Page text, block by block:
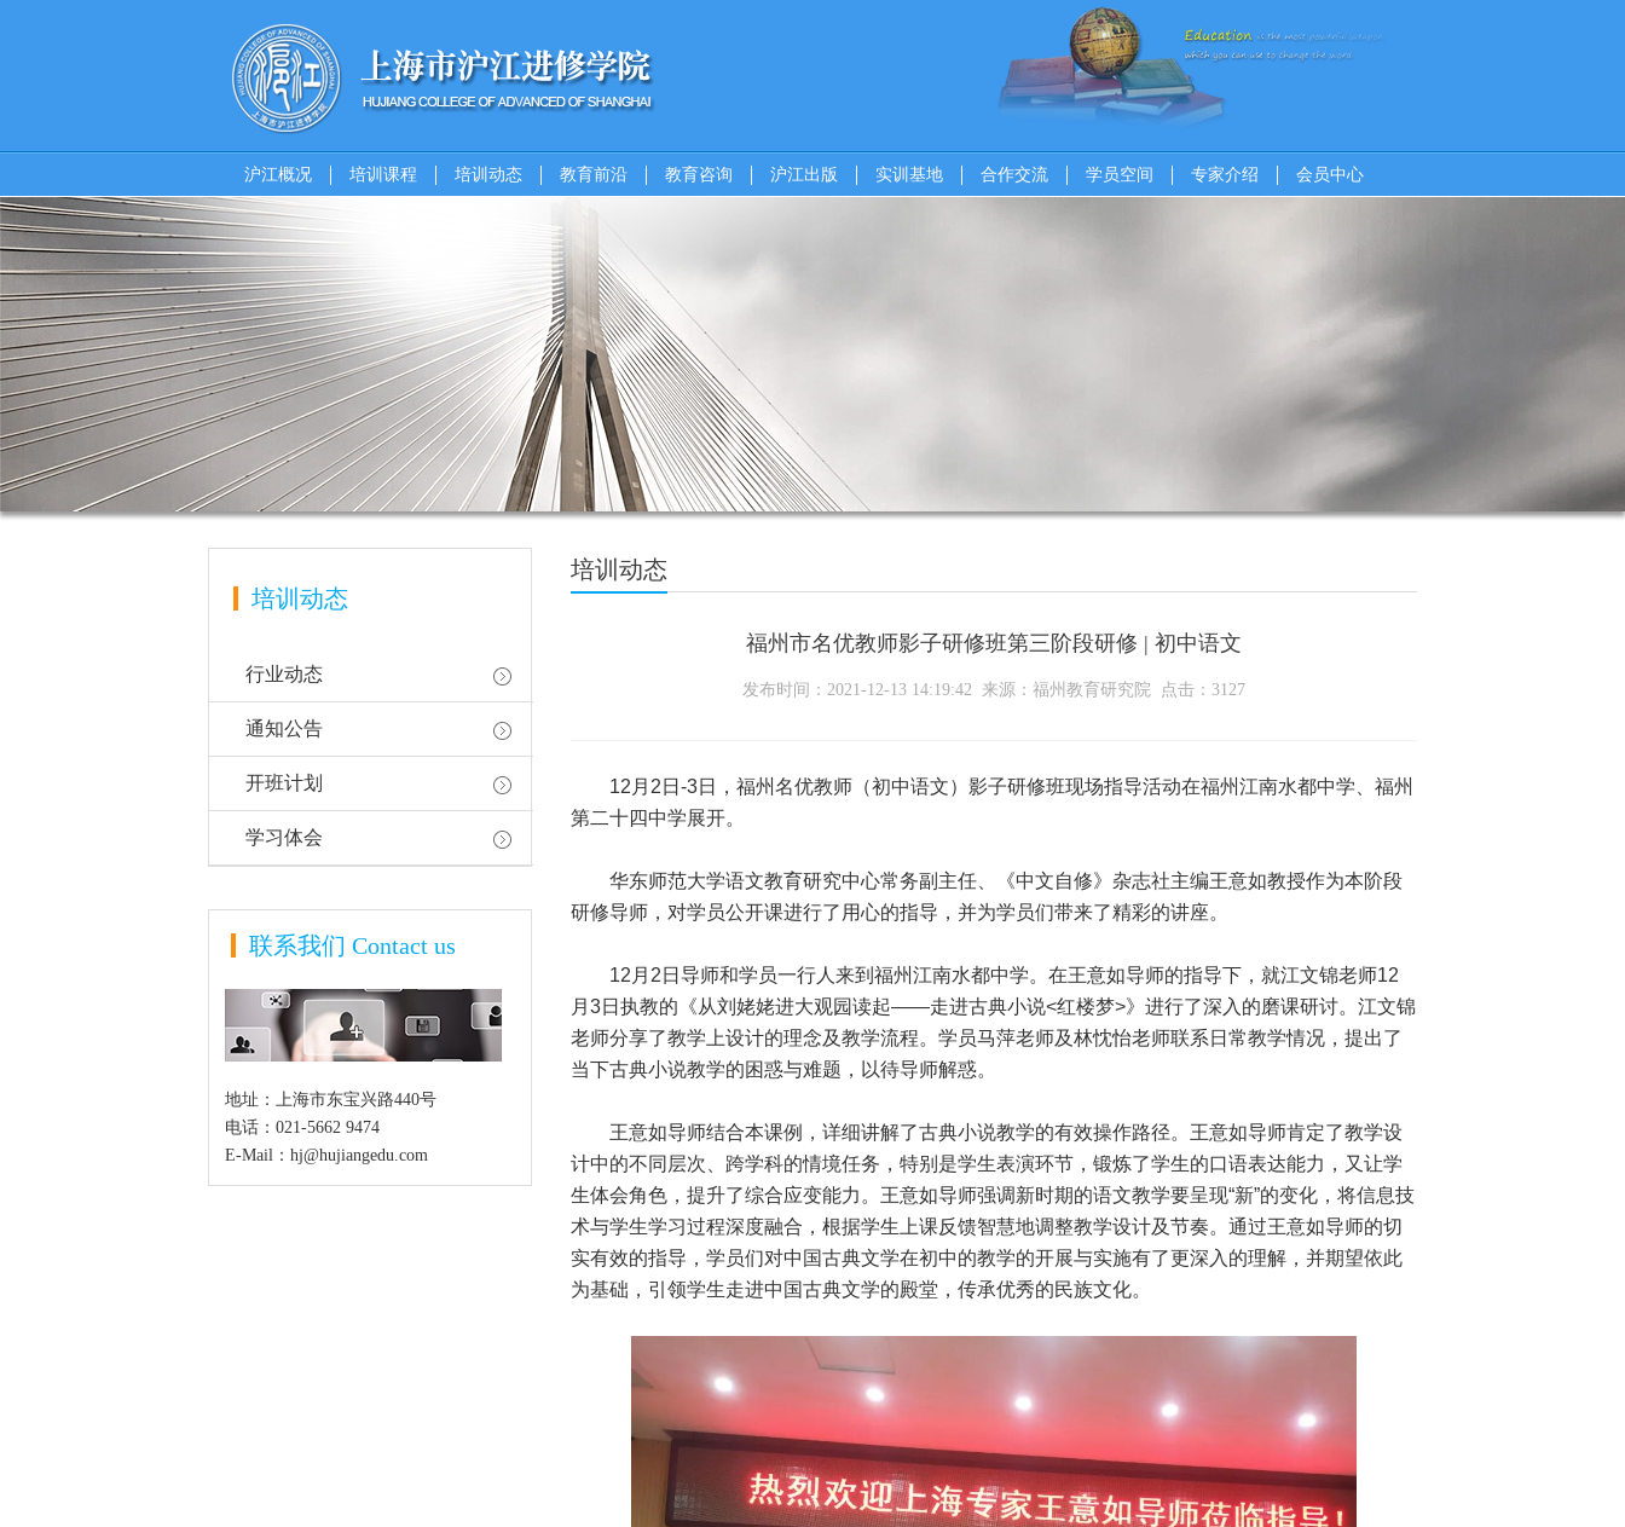
沪江概况 培训课程 培训动态 教育前沿 教育咨询 沪江出版 实训基地 合作交流 学员空间 专家介绍 会员中心
培训动态
行业动态
通知公告
开班计划
学习体会
联系我们 Contact us
地址：上海市东宝兴路440号
电话：021-5662 9474
E-Mail：hj@hujiangedu.com
培训动态
福州市名优教师影子研修班第三阶段研修 | 初中语文
发布时间：2021-12-13 14:19:42 来源：福州教育研究院 点击：3127
12月2日-3日，福州名优教师（初中语文）影子研修班现场指导活动在福州江南水都中学、福州
第二十四中学展开。
华东师范大学语文教育研究中心常务副主任、《中文自修》杂志社主编王意如教授作为本阶段
研修导师，对学员公开课进行了用心的指导，并为学员们带来了精彩的讲座。
12月2日 导师和学员一行人来到福州江南水都中学。在王意如导师的指导下，就江文锦老师12
月3日执教的《从刘姥姥进大观园读起——走进古典小说<红楼梦>》进行了深入的磨课研讨。 江文锦
老师分享了教学上设计的理念及教学流程。学员马萍老师及林忱怡老师联系日常教学情况，提出了
当下古典小说教学的困惑与难题，以待导师解惑。
王意如导师结合本课例，详细讲解了古典小说教学的有效操作路径。王意如导师肯定了教学设
计中的不同层次、跨学科的情境任务，特别是学生表演环节，锻炼了学生的口语表达能力，又让学
生体会角色，提升了综合应变能力。王意如导师强调新时期的语文教学要呈现“新”的变化，将信息技
术与学生学习过程深度融合，根据学生上课反馈智慧地调整教学设计及节奏。 通过王意如导师的切
实有效的指导，学员们对中国古典文学在初中的教学的开展与实施有了更深入的理解，并期望依此
为基础，引领学生走进中国古典文学的殿堂，传承优秀的民族文化。